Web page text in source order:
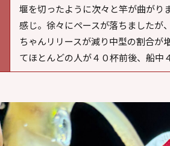
堰を切ったように次々と竿が曲がり
感じ。徐々にペースが落ちましたが
ちゃんリリースが減り中型の割合が
てほとんどの人が４０杯前後、船中